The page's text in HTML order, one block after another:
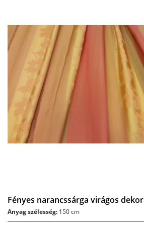
Fényes narancssárga virágos dekor
Anyag szélesség: 150 cm